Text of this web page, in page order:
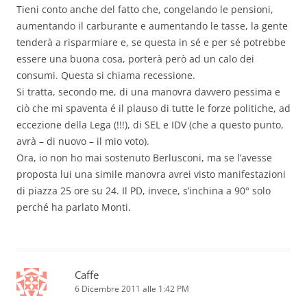
Tieni conto anche del fatto che, congelando le pensioni,
aumentando il carburante e aumentando le tasse, la gente
tenderà a risparmiare e, se questa in sé e per sé potrebbe
essere una buona cosa, porterà però ad un calo dei
consumi. Questa si chiama recessione.
Si tratta, secondo me, di una manovra davvero pessima e
ciò che mi spaventa é il plauso di tutte le forze politiche, ad
eccezione della Lega (!!!), di SEL e IDV (che a questo punto,
avrà – di nuovo – il mio voto).
Ora, io non ho mai sostenuto Berlusconi, ma se l’avesse
proposta lui una simile manovra avrei visto manifestazioni
di piazza 25 ore su 24. Il PD, invece, s’inchina a 90° solo
perché ha parlato Monti.
Caffe
6 Dicembre 2011 alle 1:42 PM